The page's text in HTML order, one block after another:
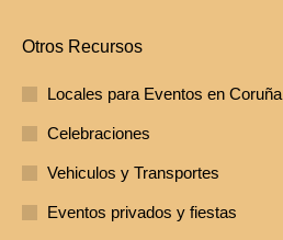
Otros Recursos
Locales para Eventos en Coruña
Celebraciones
Vehiculos y Transportes
Eventos privados y fiestas